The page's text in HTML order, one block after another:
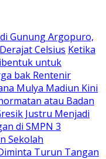
Gunung Argopuro,
Celsius Ketika
untuk
bak Rentenir
Mulya Madiun Kini
atau Badan
Justru Menjadi
di SMPN 3
Sekolah
Turun Tangan